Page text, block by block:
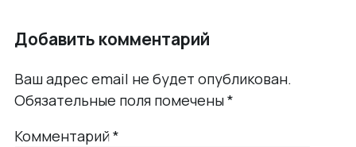
Добавить комментарий
Ваш адрес email не будет опубликован.
Обязательные поля помечены*
Комментарий*